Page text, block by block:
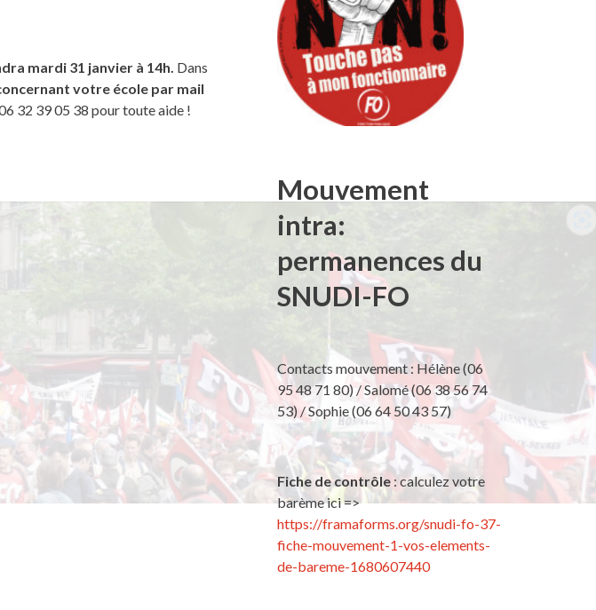
mardi 31 janvier à 14h. Dans
votre école par mail
32 39 05 38 pour toute aide !
Mouvement
intra:
permanences du
SNUDI-FO
Contacts mouvement : Hélène (06
95 48 71 80) / Salomé (06 38 56 74
53) / Sophie (06 64 50 43 57)
Fiche de contrôle: calculez votre
barème ici =>
https://framaforms.org/snudi-fo-37-
fiche-mouvement-1-vos-elements-
de-bareme-1680607440